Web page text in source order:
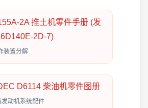
2A 推土机零件手册 (发
2D-7)
装置分解
D6114 柴油机零件图册
发动机系统配件